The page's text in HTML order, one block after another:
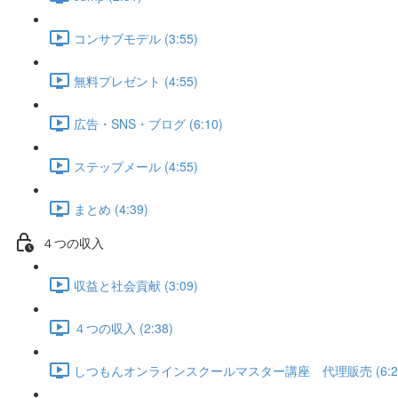
コンサブモデル (3:55)
無料プレゼント (4:55)
広告・SNS・ブログ (6:10)
ステップメール (4:55)
まとめ (4:39)
４つの収入
収益と社会貢献 (3:09)
４つの収入 (2:38)
しつもんオンラインスクールマスター講座 代理販売